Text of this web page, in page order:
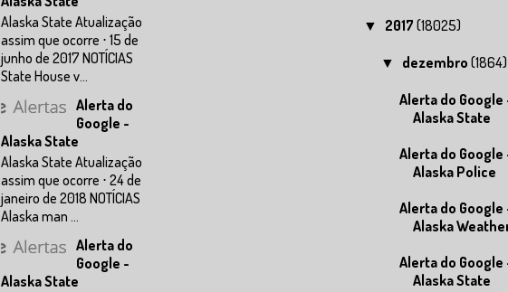
Alaska State Atualização
assim que ocorre ⋅ 15 de
junho de 2017 NOTÍCIAS
State House v...
Alerta do
Google -
Alaska State
Alaska State Atualização
assim que ocorre ⋅ 24 de
janeiro de 2018 NOTÍCIAS
Alaska man ...
Alerta do
Google -
Alaska State
▼ 2017 (18025)
▼ dezembro(1864)
Alerta do Google
Alaska State
Alerta do Google
Alaska Police
Alerta do Google
Alaska
Alerta do Google
Alaska State